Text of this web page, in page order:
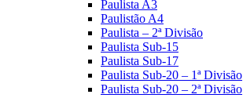
Paulista A3
Paulistão A4
Paulista – 2ª Divisão
Paulista Sub-15
Paulista Sub-17
Paulista Sub-20 – 1ª Divisão
Paulista Sub-20 – 2ª Divisão